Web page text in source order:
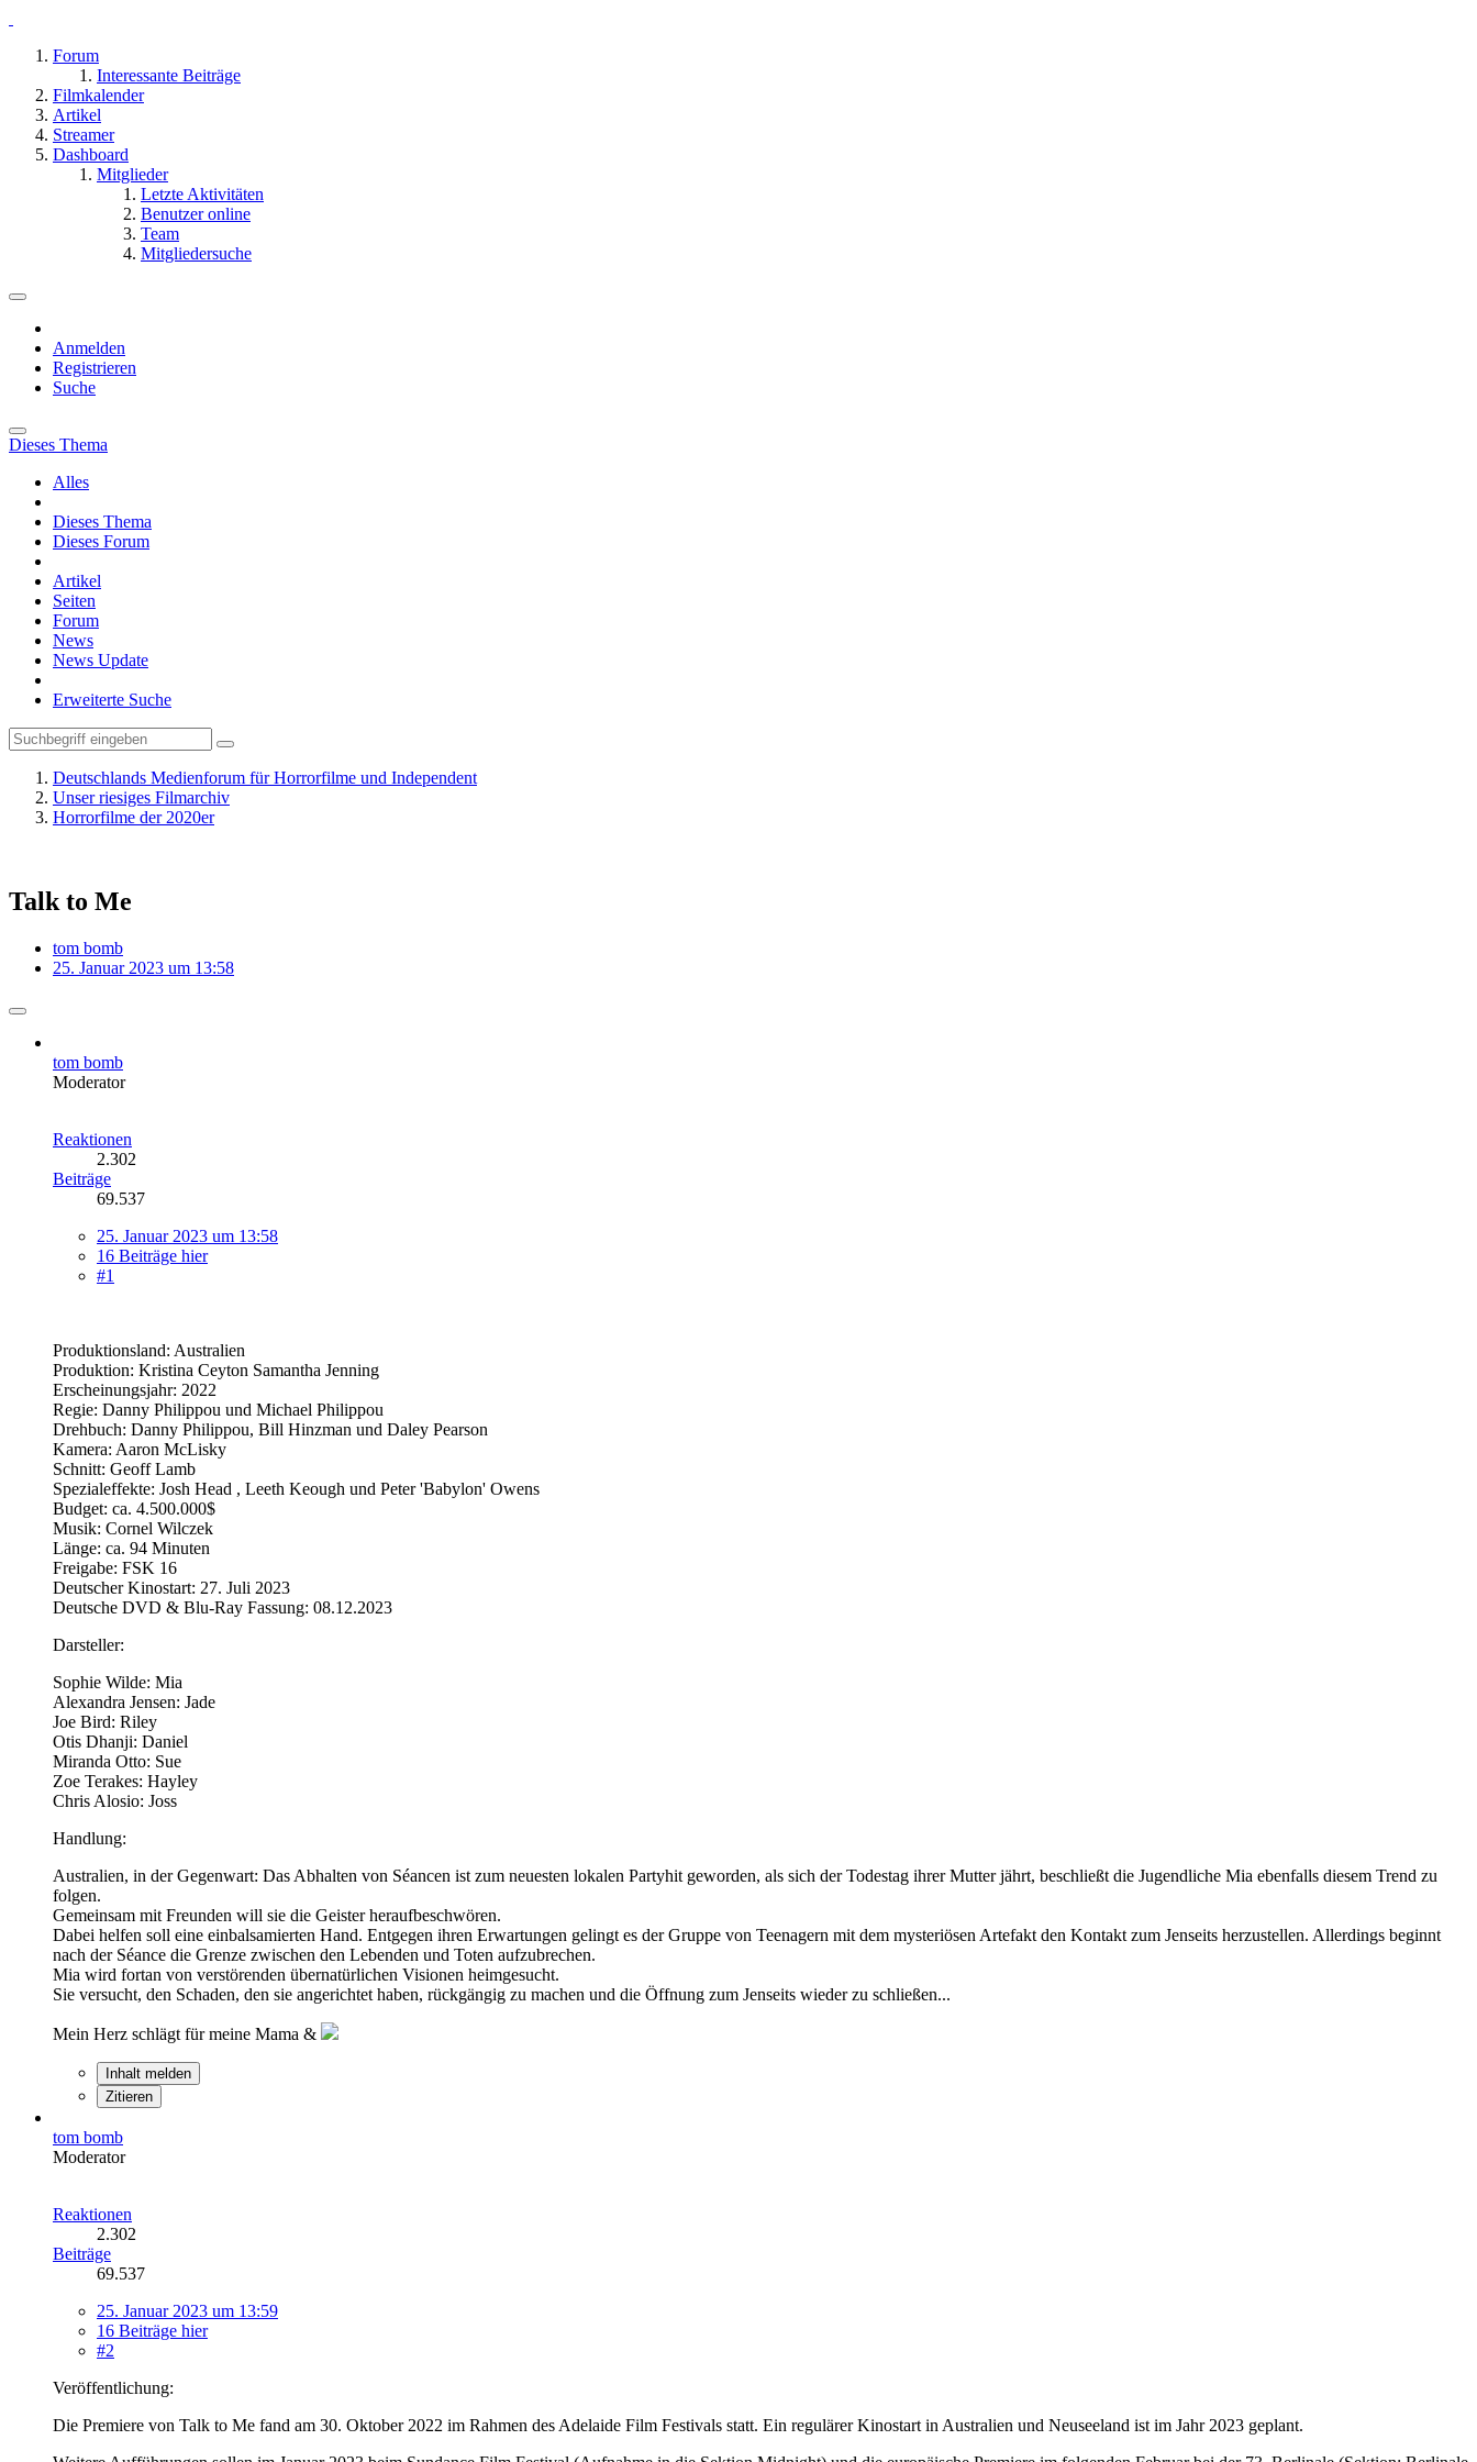
Forum
Interessante Beiträge
Filmkalender
Artikel
Streamer
Dashboard
Mitglieder
Letzte Aktivitäten
Benutzer online
Team
Mitgliedersuche
Anmelden
Registrieren
Suche
Dieses Thema
Alles
Dieses Thema
Dieses Forum
Artikel
Seiten
Forum
News
News Update
Erweiterte Suche
Deutschlands Medienforum für Horrorfilme und Independent
Unser riesiges Filmarchiv
Horrorfilme der 2020er
Talk to Me
tom bomb
25. Januar 2023 um 13:58
tom bomb
Moderator
Reaktionen
2.302
Beiträge
69.537
25. Januar 2023 um 13:58
16 Beiträge hier
#1
Produktionsland: Australien
Produktion: Kristina Ceyton Samantha Jenning
Erscheinungsjahr: 2022
Regie: Danny Philippou und Michael Philippou
Drehbuch: Danny Philippou, Bill Hinzman und Daley Pearson
Kamera: Aaron McLisky
Schnitt: Geoff Lamb
Spezialeffekte: Josh Head , Leeth Keough und Peter 'Babylon' Owens
Budget: ca. 4.500.000$
Musik: Cornel Wilczek
Länge: ca. 94 Minuten
Freigabe: FSK 16
Deutscher Kinostart: 27. Juli 2023
Deutsche DVD & Blu-Ray Fassung: 08.12.2023
Darsteller:
Sophie Wilde: Mia
Alexandra Jensen: Jade
Joe Bird: Riley
Otis Dhanji: Daniel
Miranda Otto: Sue
Zoe Terakes: Hayley
Chris Alosio: Joss
Handlung:
Australien, in der Gegenwart: Das Abhalten von Séancen ist zum neuesten lokalen Partyhit geworden, als sich der Todestag ihrer Mutter jährt, beschließt die Jugendliche Mia ebenfalls diesem Trend zu
folgen.
Gemeinsam mit Freunden will sie die Geister heraufbeschwören.
Dabei helfen soll eine einbalsamierten Hand. Entgegen ihren Erwartungen gelingt es der Gruppe von Teenagern mit dem mysteriösen Artefakt den Kontakt zum Jenseits herzustellen. Allerdings beginnt
nach der Séance die Grenze zwischen den Lebenden und Toten aufzubrechen.
Mia wird fortan von verstörenden übernatürlichen Visionen heimgesucht.
Sie versucht, den Schaden, den sie angerichtet haben, rückgängig zu machen und die Öffnung zum Jenseits wieder zu schließen...
Mein Herz schlägt für meine Mama &
Inhalt melden
Zitieren
tom bomb
Moderator
Reaktionen
2.302
Beiträge
69.537
25. Januar 2023 um 13:59
16 Beiträge hier
#2
Veröffentlichung:
Die Premiere von Talk to Me fand am 30. Oktober 2022 im Rahmen des Adelaide Film Festivals statt. Ein regulärer Kinostart in Australien und Neuseeland ist im Jahr 2023 geplant.